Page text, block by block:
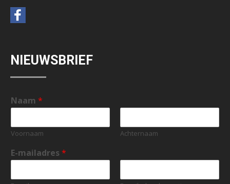
NIEUWSBRIEF
Naam *
Voornaam Achternaam
E-mailadres *